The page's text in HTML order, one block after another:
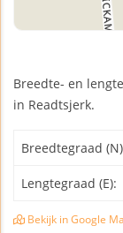
Breedte- en
in Readtsjerk.
Breedtegraad
Lengtegraad (E):
Bekijk in Google